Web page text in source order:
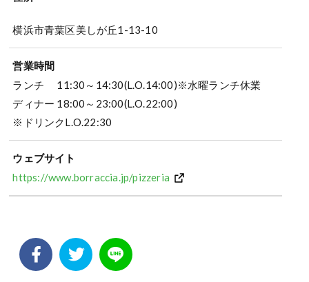
横浜市青葉区美しが丘1-13-10
営業時間
ランチ 11:30～14:30(L.O.14:00)※水曜ランチ休業
ディナー 18:00～23:00(L.O.22:00)
※ドリンクL.O.22:30
ウェブサイト
https://www.borraccia.jp/pizzeria